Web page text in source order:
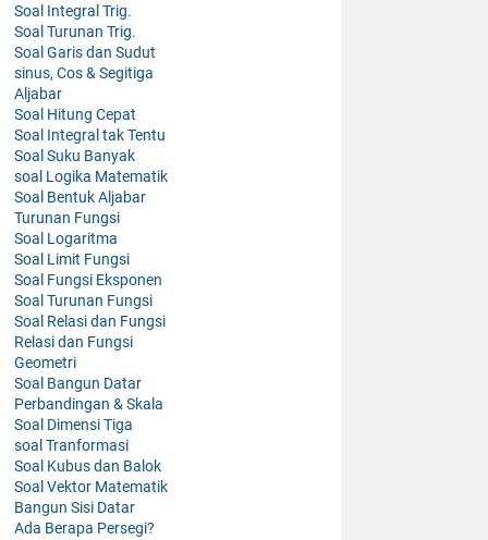
Soal Integral Trig.
Soal Turunan Trig.
Soal Garis dan Sudut
sinus, Cos & Segitiga
Aljabar
Soal Hitung Cepat
Soal Integral tak Tentu
Soal Suku Banyak
soal Logika Matematik
Soal Bentuk Aljabar
Turunan Fungsi
Soal Logaritma
Soal Limit Fungsi
Soal Fungsi Eksponen
Soal Turunan Fungsi
Soal Relasi dan Fungsi
Relasi dan Fungsi
Geometri
Soal Bangun Datar
Perbandingan & Skala
Soal Dimensi Tiga
soal Tranformasi
Soal Kubus dan Balok
Soal Vektor Matematik
Bangun Sisi Datar
Ada Berapa Persegi?